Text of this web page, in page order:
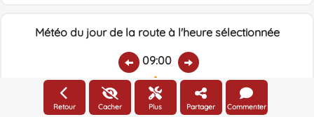
Météo du jour de la route à l'heure sélectionnée
09:00
Température:
20.8ºC
Pluie:
0
Humidité relative:
78%
Vitesse vent:
4.7km/h
Direction vent:
Retour Cacher Plus Partager Commenter